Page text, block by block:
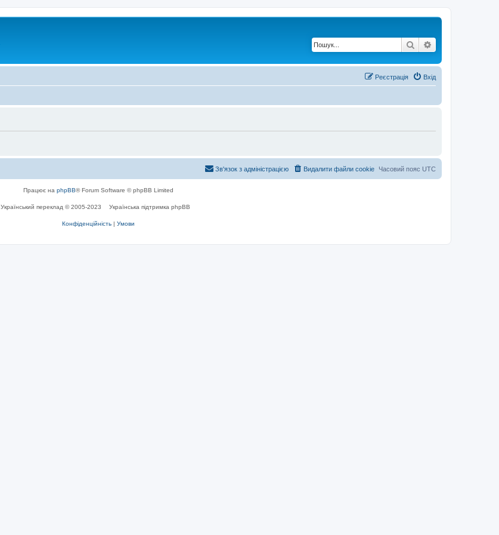
Пошук
Вхід
Реєстрація
Часовий пояс UTC
Видалити файли cookie
Зв'язок з адміністрацією
Працює на phpBB® Forum Software © phpBB Limited
Український переклад © 2005-2023 Українська підтримка phpBB
Конфіденційність | Умови